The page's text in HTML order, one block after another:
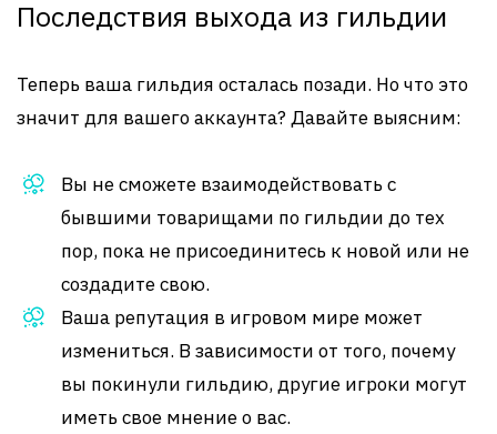
Последствия выхода из гильдии
Теперь ваша гильдия осталась позади. Но что это
значит для вашего аккаунта? Давайте выясним:
Вы не сможете взаимодействовать с
бывшими товарищами по гильдии до тех
пор, пока не присоединитесь к новой или не
создадите свою.
Ваша репутация в игровом мире может
измениться. В зависимости от того, почему
вы покинули гильдию, другие игроки могут
иметь свое мнение о вас.